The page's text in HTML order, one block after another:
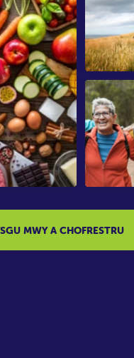
MWY A CHOFRESTRU